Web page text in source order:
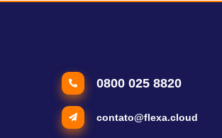
0800 025 8820
contato@flexa.cloud